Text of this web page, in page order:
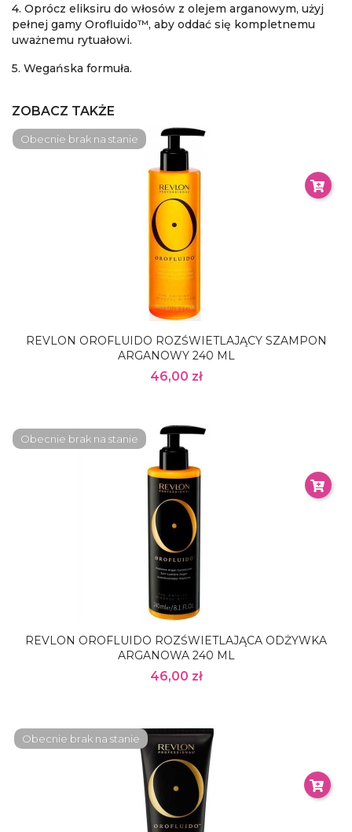
4. Oprócz eliksiru do włosów z olejem arganowym, użyj
pełnej gamy Orofluido™, aby oddać się kompletnemu
uważnemu rytuałowi.
5. Wegańska formuła.
ZOBACZ TAKŻE
REVLON OROFLUIDO ROZŚWIETLAJĄCY SZAMPON
ARGANOWY 240 ML
46,00 zł
Obecnie brak na stanie
REVLON OROFLUIDO ROZŚWIETLAJĄCA ODŻYWKA
ARGANOWA 240 ML
46,00 zł
Obecnie brak na stanie
Obecnie brak na stanie